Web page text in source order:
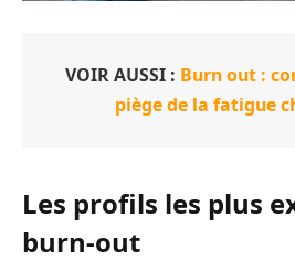
VOIR AUSSI : Burn out :
piège de la fatigue
Les profils les plus
burn-out